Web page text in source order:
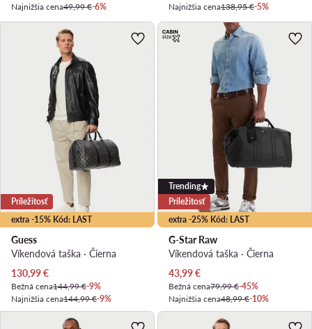
Najnižšia cena49,99 €-6%
Najnižšia cena138,95 €-5%
extra -15% Kód: LAST
Príležitosť
Guess
Víkendová taška · Čierna
Aktuálna cena
130,99€
Bežná cena144,99 €-9%
Najnižšia cena144,99 €-9%
extra -25% Kód: LAST
Trending
Príležitosť
G-Star Raw
Víkendová taška · Čierna
Aktuálna cena
43,99€
Bežná cena79,99 €-45%
Najnižšia cena48,99 €-10%